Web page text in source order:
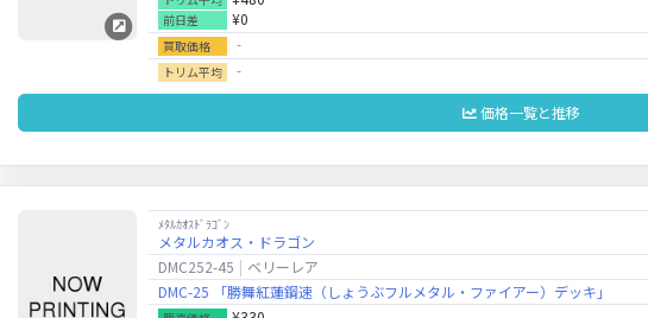
前日差 ¥0
買取価格 ‐
トリム平均 ‐
価格一覧と推移
ﾒﾀﾙｶｵｽﾄﾞﾗｺﾞﾝ
メタルカオス・ドラゴン
DMC252-45
ベリーレア
DMC-25 「勝舞紅蓮鋼速（しょうぶフルメタル・ファイアー）デッキ」